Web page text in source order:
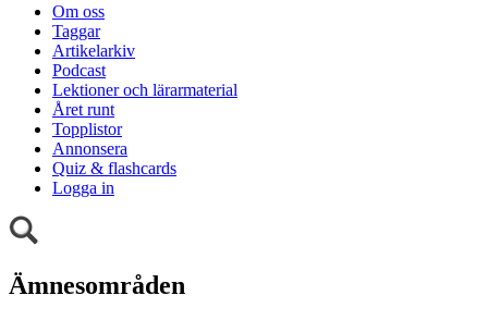
Om oss
Taggar
Artikelarkiv
Podcast
Lektioner och lärarmaterial
Året runt
Topplistor
Annonsera
Quiz & flashcards
Logga in
Ämnesområden